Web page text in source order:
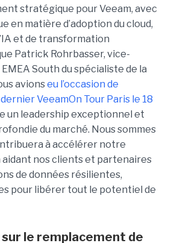
stratégique pour Veeam, avec
en matière d’adoption du cloud,
et de transformation
Patrick Rohrbasser, vice-
South du spécialiste de la
avionseu l’occasion de
VeeamOn Tour Paris le 18
un leadership exceptionnel et
du marché. Nous sommes
à accélérer notre
nos clients et partenaires
de données résilientes,
pour libérer tout le potentiel de
le remplacement de